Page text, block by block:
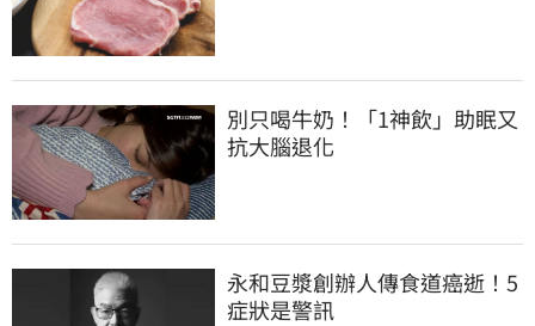
別只喝牛奶！「1神飲」助眠又
抗大腦退化
永和豆漿創辦人傳食道癌逝！5
症狀是警訊